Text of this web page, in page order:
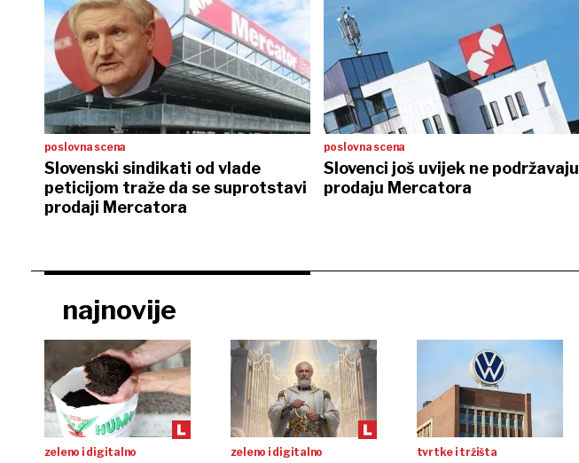
poslovna scena
Slovenski sindikati od vlade
peticijom traže da se suprotstavi
prodaji Mercatora
poslovna scena
Slovenci još uvijek ne podržavaju
prodaju Mercatora
najnovije
zeleno i digitalno zeleno i digitalno tvrtke i tržišta